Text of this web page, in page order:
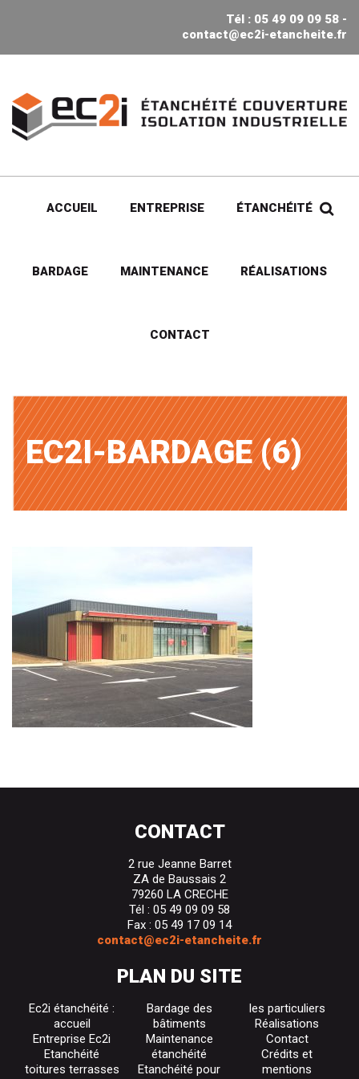
Tél : 05 49 09 09 58 -
contact@ec2i-etancheite.fr
ACCUEIL ENTREPRISE ÉTANCHÉITÉ
BARDAGE MAINTENANCE RÉALISATIONS
CONTACT
EC2I-BARDAGE (6)
CONTACT
2 rue Jeanne Barret
ZA de Baussais 2
79260 LA CRECHE
Tél : 05 49 09 09 58
Fax : 05 49 17 09 14
contact@ec2i-etancheite.fr
PLAN DU SITE
Ec2i étanchéité :
accueil
Entreprise Ec2i
Etanchéité
toitures terrasses
Bardage des
bâtiments
Maintenance
étanchéité
Etanchéité pour
les particuliers
Réalisations
Contact
Crédits et
mentions